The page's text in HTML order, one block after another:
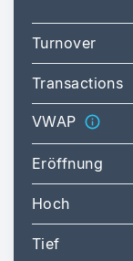
Turnover
Transactions
VWAP
Eröffnung
Hoch
Tief